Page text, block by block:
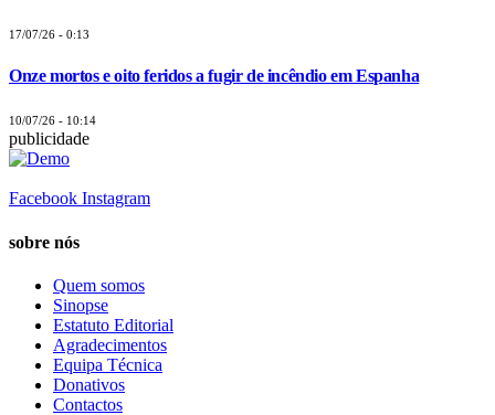
17/07/26 - 0:13
Onze mortos e oito feridos a fugir de incêndio em Espanha
10/07/26 - 10:14
publicidade
Facebook Instagram
sobre nós
Quem somos
Sinopse
Estatuto Editorial
Agradecimentos
Equipa Técnica
Donativos
Contactos